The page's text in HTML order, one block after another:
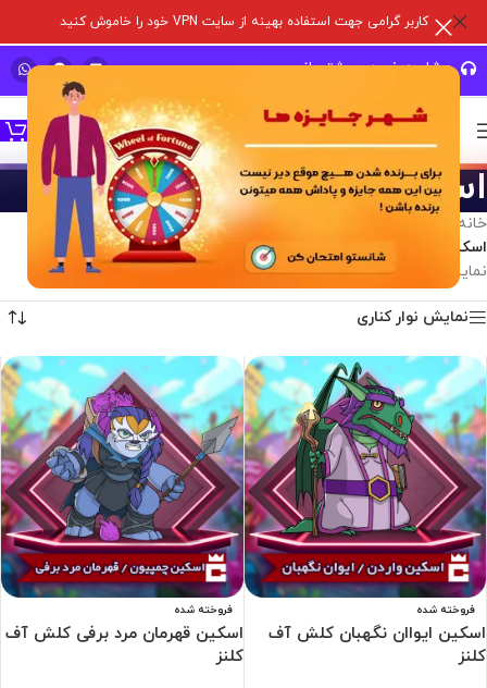
کاربر گرامی جهت استفاده بهینه از سایت VPN خود را خاموش کنید
مشاوره خرید و پشتیبانی سریع
اسکین هیرو
خانه بازی های سوپر سل/کلش آف کلنز/
اسکین هیرو
نمایش 1–12 از 82 نتیجه
نمایش نوار کناری
فروخته شده
اسکین ایواان نگهبان کلش آف
کلنز
فروخته شده
اسکین قهرمان مرد برفی کلش آف
کلنز